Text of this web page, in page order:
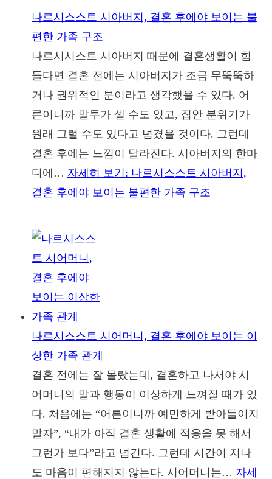
나르시스스트 시아버지, 결혼 후에야 보이는 불
편한 가족 구조
나르시시스트 시아버지 때문에 결혼생활이 힘
들다면 결혼 전에는 시아버지가 조금 무뚝뚝하
거나 권위적인 분이라고 생각했을 수 있다. 어
른이니까 말투가 셀 수도 있고, 집안 분위기가
원래 그럴 수도 있다고 넘겼을 것이다. 그런데
결혼 후에는 느낌이 달라진다. 시아버지의 한마
디에… 자세히 보기 : 나르시스스트 시아버지,
결혼 후에야 보이는 불편한 가족 구조
나르시스스트 시어머니, 결혼 후에야 보이는 이
상한 가족 관계
결혼 전에는 잘 몰랐는데, 결혼하고 나서야 시
어머니의 말과 행동이 이상하게 느껴질 때가 있
다. 처음에는 “어른이니까 예민하게 받아들이지
말자”, “내가 아직 결혼 생활에 적응을 못 해서
그런가 보다”라고 넘긴다. 그런데 시간이 지나
도 마음이 편해지지 않는다. 시어머니는… 자세